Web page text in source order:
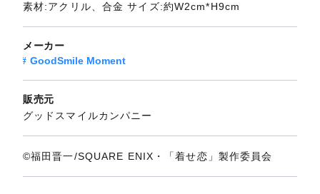
素材:アクリル、合金 サイズ:約W2cm*H9cm
メーカー
GoodSmile Moment
販売元
グッドスマイルカンパニー
©福田晋一/SQUARE ENIX・「着せ恋」製作委員会